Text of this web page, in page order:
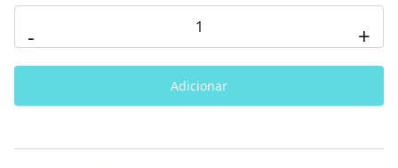
-
de
Bacio
+
Adicionar